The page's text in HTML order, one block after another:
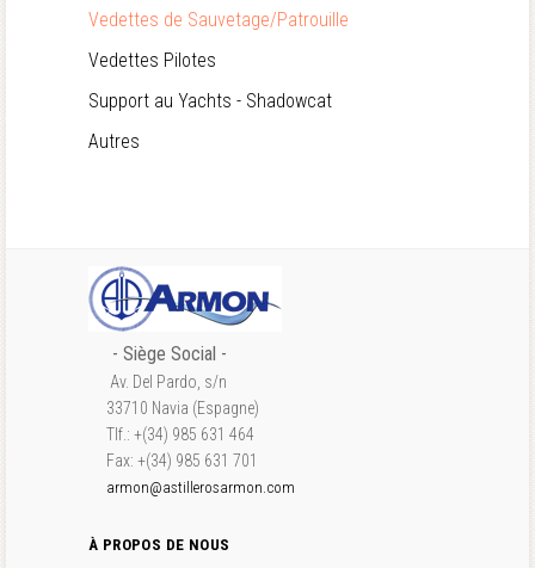
Vedettes de Sauvetage/Patrouille
Vedettes Pilotes
Support au Yachts - Shadowcat
Autres
- Siège Social -
Av. Del Pardo, s/n
33710 Navia (Espagne)
Tlf.: +(34) 985 631 464
Fax: +(34) 985 631 701
armon@astillerosarmon.com
À PROPOS DE NOUS